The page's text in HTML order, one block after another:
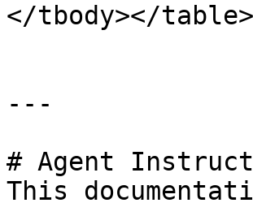
</tbody></table>
---
# Agent
This